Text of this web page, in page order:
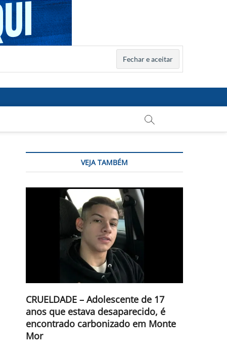
VEJA TAMBÉM
CRUELDADE – Adolescente de 17
anos que estava desaparecido, é
encontrado carbonizado em Monte
Mor